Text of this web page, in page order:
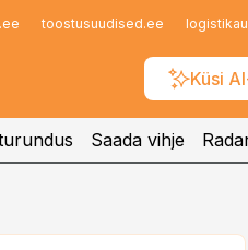
toostusuudised.ee
Küsi
Saada vihje